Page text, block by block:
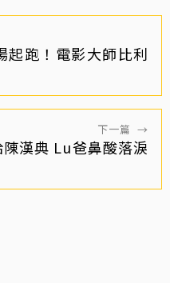
起跑！電影大師比利
下一篇 →
漢典 Lu爸鼻酸落淚